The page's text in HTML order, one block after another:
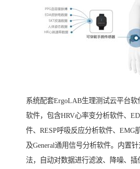
系统配套ErgoLAB生理测试云平台软
软件，包含HRV心率变分析软件、
件、RESP呼吸反应分析软件、EMG
及General通用信号分析软件。内置
法，自动对数据进行滤波、降噪、插